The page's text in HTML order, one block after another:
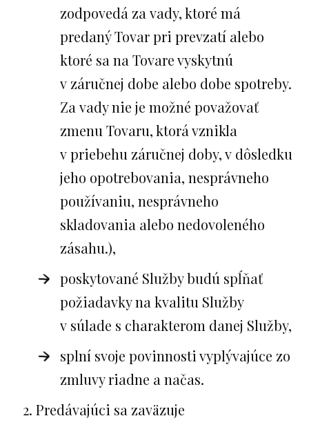
zodpovedá za vady, ktoré má
predaný Tovar pri prevzatí alebo
ktoré sa na Tovare vyskytnú
v záručnej dobe alebo dobe spotreby.
Za vady nie je možné považovať
zmenu Tovaru, ktorá vznikla
v priebehu záručnej doby, v dôsledku
jeho opotrebovania, nesprávneho
používaniu, nesprávneho
skladovania alebo nedovoleného
zásahu.),
poskytované Služby budú spĺňať
požiadavky na kvalitu Služby
v súlade s charakterom danej Služby,
splní svoje povinnosti vyplývajúce zo
zmluvy riadne a načas.
Predávajúci sa zaväzuje